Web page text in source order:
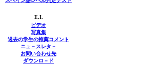
E.I.
ビデオ
写真集
過去の学生の推薦コメント
ニュ－スレタ－
お問い合わせ先
ダウンロ－ド